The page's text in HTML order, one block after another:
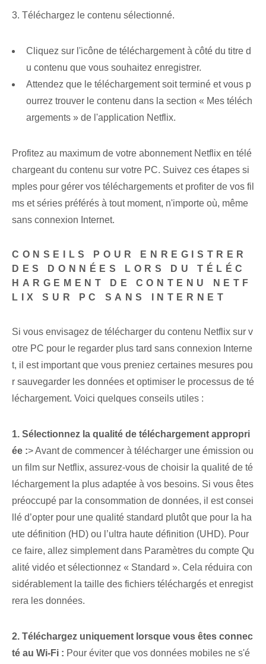
3. Téléchargez le contenu sélectionné.
Cliquez‌ sur l'icône de téléchargement à côté du titre d
u contenu que vous souhaitez enregistrer.
Attendez que le téléchargement soit terminé et vous p
ourrez trouver le contenu dans la section « Mes téléch
argements » de l'application Netflix.
Profitez au maximum de votre abonnement Netflix en télé
chargeant du contenu sur votre PC. Suivez ces étapes si
mples pour gérer vos téléchargements et profiter de vos fil
ms et séries préférés à tout moment, n'importe où, même
sans connexion Internet.
CONSEILS POUR ENREGISTRER
DES DONNÉES LORS DU TÉLÉC
HARGEMENT DE CONTENU NETF
LIX SUR PC SANS INTERNET
Si vous envisagez de télécharger du contenu Netflix sur v
otre PC pour le regarder plus tard sans connexion Interne
t, il est important que vous preniez certaines mesures pou
r sauvegarder les données et optimiser le processus de té
léchargement. Voici quelques conseils utiles :
1. Sélectionnez la qualité de téléchargement appropri
ée :> Avant de commencer à télécharger une émission ou
un film sur Netflix, assurez-vous de choisir la qualité de té
léchargement la plus adaptée à vos besoins. Si vous êtes
préoccupé par la consommation de données, il est consei
llé d’opter pour une qualité standard plutôt que pour la ha
ute définition (HD) ou l’ultra haute définition (UHD). Pour
ce faire, allez simplement dans Paramètres du compte Qu
alité vidéo et sélectionnez « Standard ». Cela réduira con
sidérablement la taille des fichiers téléchargés et enregist
rera les données.
2. Téléchargez uniquement lorsque vous êtes connec
té au Wi-Fi : Pour éviter que vos données mobiles ne s'é